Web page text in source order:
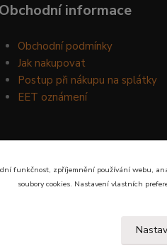
Obchodní informace
Obchodní podmínky
Jak nakupovat
Postup při nákupu na splátky
EET oznámení
funkčnost, zpříjemnění používání webu,
soubory cookies. Nastavení vlastních